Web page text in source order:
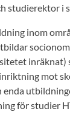
studierektor i
inom
inräknat)
mot
enda
för studier